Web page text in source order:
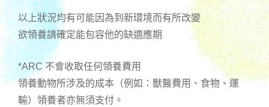
以上狀況均有可能因為到新環境而有所改變
欲領養請確定能包容他的缺適應期
*ARC 不會收取任何領養費用
領養動物所涉及的成本（例如：獸醫費用、食物、運
輸）領養者亦無須支付。